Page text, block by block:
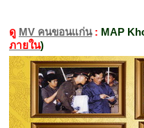
ดู MV คนขอนแก่น: MAP
ภายใน)